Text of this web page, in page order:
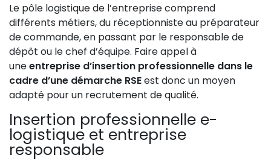
Le pôle logistique de l’entreprise comprend
différents métiers, du réceptionniste au préparateur
de commande, en passant par le responsable de
dépôt ou le chef d’équipe. Faire appel à
uneentreprise d’insertion professionnelle dans le
cadre d’une démarche RSEest donc un moyen
adapté pour un recrutement de qualité.
Insertion professionnelle e-
logistique et entreprise
responsable